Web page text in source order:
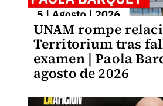
UNAM rompe
Territorium tras
examen | Paola
agosto de 2026